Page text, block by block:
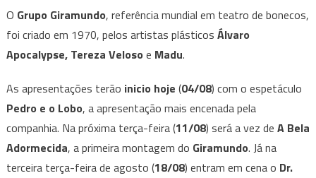
O Grupo Giramundo, referência mundial em teatro de bonecos,
foi criado em 1970, pelos artistas plásticos Álvaro
Apocalypse, Tereza Veloso e Madu.
As apresentações terão inicio hoje (04/08) com o espetáculo
Pedro e o Lobo, a apresentação mais encenada pela
companhia. Na próxima terça-feira (11/08) será a vez de A Bela
Adormecida, a primeira montagem do Giramundo. Já na
terceira terça-feira de agosto (18/08) entram em cena o Dr.